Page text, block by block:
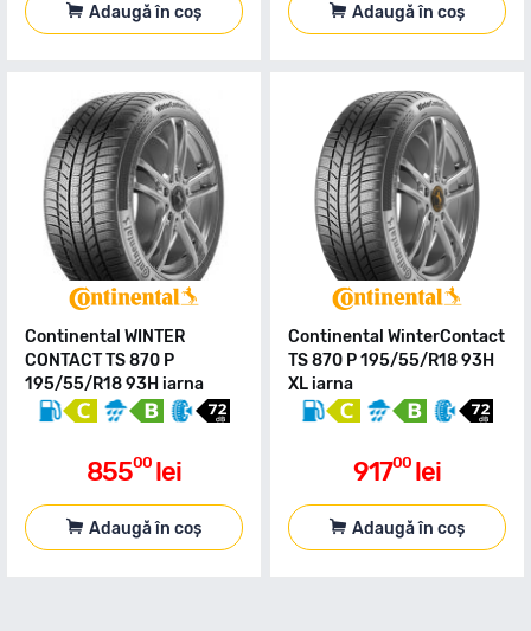
Adaugă în coș Adaugă în coș
Continental WINTER
CONTACT TS 870 P
195/55/R18 93H iarna
85500 lei
Adaugă în coș
Continental WinterContact
TS 870 P 195/55/R18 93H
XL iarna
91700 lei
Adaugă în coș